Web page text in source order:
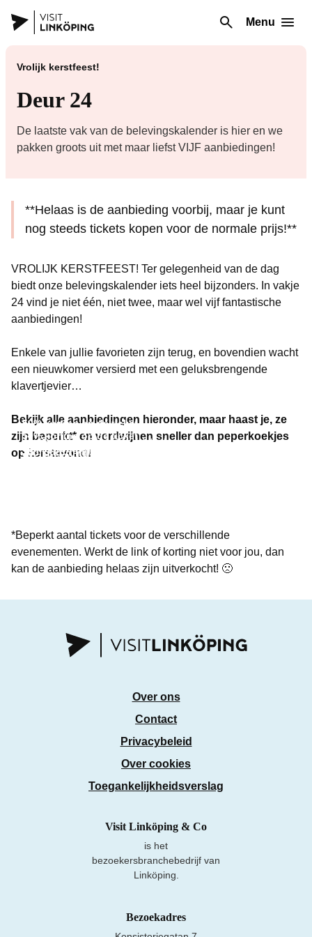
Menu
Vrolijk kerstfeest!
Deur 24
De laatste vak van de belevingskalender is hier en we
pakken groots uit met maar liefst VIJF aanbiedingen!
**Helaas is de aanbieding voorbij, maar je kunt
nog steeds tickets kopen voor de normale prijs!**
VROLIJK KERSTFEEST! Ter gelegenheid van de dag
biedt onze belevingskalender iets heel bijzonders. In vakje
24 vind je niet één, niet twee, maar wel vijf fantastische
aanbiedingen!
Enkele van jullie favorieten zijn terug, en bovendien wacht
een nieuwkomer versierd met een geluksbrengende
klavertjevier…
Bekijk alle aanbiedingen hieronder, maar haast je, ze
zijn beperkt* en verdwijnen sneller dan peperkoekjes
op kerstavond!
50% korting op de ticket
Björn Gustafsson Live!
50% korting op de ticket
Petter en het Norrköpings
Symfoniorkester
50% korting op de ticket
50% korting op het ticket voor de avondpas
200 kr korting op entree incl. buffet
*Beperkt aantal tickets voor de verschillende
evenementen. Werkt de link of korting niet voor jou, dan
kan de aanbieding helaas zijn uitverkocht! 🙁
Over ons
Contact
Privacybeleid
Over cookies
Toegankelijkheidsverslag
Visit Linköping & Co
is het
bezoekersbranchebedrijf van
Linköping.
Bezoekadres